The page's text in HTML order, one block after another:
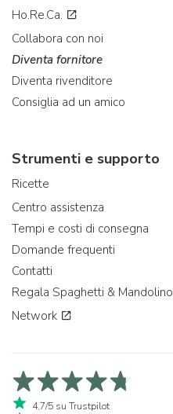
Ho.Re.Ca.
Collabora con noi
Diventa fornitore
Diventa rivenditore
Consiglia ad un amico
Strumenti e supporto
Ricette
Centro assistenza
Tempi e costi di consegna
Domande frequenti
Contatti
Regala Spaghetti & Mandolino
Network
4,7/5 su Trustpilot